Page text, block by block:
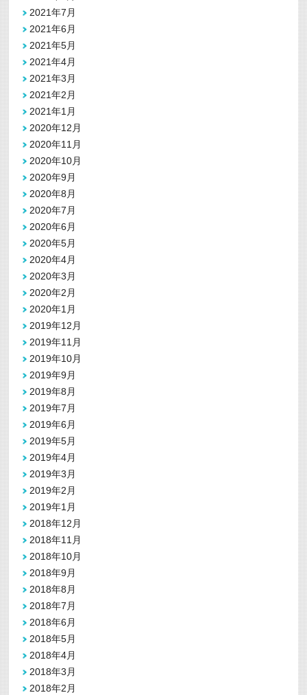
2021年7月
2021年6月
2021年5月
2021年4月
2021年3月
2021年2月
2021年1月
2020年12月
2020年11月
2020年10月
2020年9月
2020年8月
2020年7月
2020年6月
2020年5月
2020年4月
2020年3月
2020年2月
2020年1月
2019年12月
2019年11月
2019年10月
2019年9月
2019年8月
2019年7月
2019年6月
2019年5月
2019年4月
2019年3月
2019年2月
2019年1月
2018年12月
2018年11月
2018年10月
2018年9月
2018年8月
2018年7月
2018年6月
2018年5月
2018年4月
2018年3月
2018年2月